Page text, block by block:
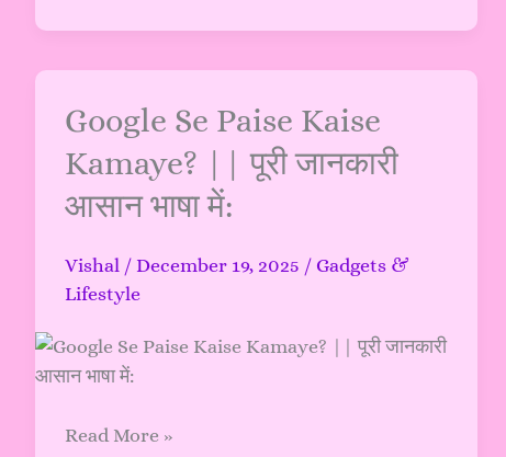
Google Se Paise Kaise
Kamaye? || पूरी जानकारी
आसान भाषा में:
Vishal / December 19, 2025 / Gadgets &
Lifestyle
Google
Paise
Kaise
||
पूरी
आसान
भाषा
Read More »